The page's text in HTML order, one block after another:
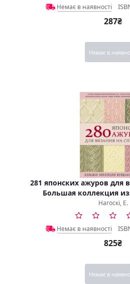
Немає в наявності
287₴
Немає в
281 японских ажуров для
Большая коллекция
Нагоскі, Е.
Немає в наявності
825₴
Немає в